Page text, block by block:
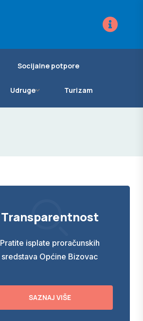
Socijalne potpore
Udruge Turizam
Transparentnost
Pratite isplate proračunskih
sredstava Općine Bizovac
SAZNAJ VIŠE